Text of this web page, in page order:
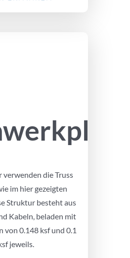
verwenden die Truss
im hier gezeigten
Struktur besteht aus
Kabeln, beladen mit
von 0.148 ksf und 0.1
jeweils.